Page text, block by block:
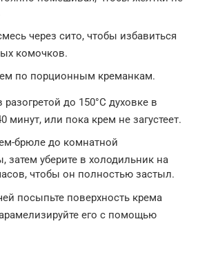
через сито, чтобы избавиться
комочков.
по порционным креманкам.
до 150°C духовке в
минут, или пока крем не загустеет.
брюле до комнатной
затем уберите в холодильник на
чтобы он полностью застыл.
посыпьте поверхность крема
его с помощью